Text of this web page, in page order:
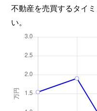
不動産を売買するタイ
い。